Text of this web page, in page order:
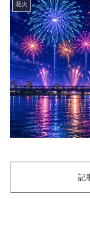
花火
記